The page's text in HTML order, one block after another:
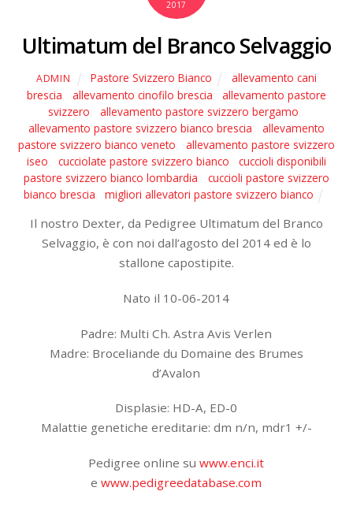
2017
Ultimatum del Branco Selvaggio
ADMIN Pastore Svizzero Bianco
allevamento cani
brescia
allevamento cinofilo brescia
allevamento pastore
svizzero
allevamento pastore svizzero bergamo
allevamento pastore svizzero bianco brescia
allevamento
pastore svizzero bianco veneto
allevamento pastore svizzero
iseo
cucciolate pastore svizzero bianco
cuccioli disponibili
pastore svizzero bianco lombardia
cuccioli pastore svizzero
bianco brescia
migliori allevatori pastore svizzero bianco
Il nostro Dexter, da Pedigree Ultimatum del Branco
Selvaggio, è con noi dall’agosto del 2014 ed è lo
stallone capostipite.
Nato il 10-06-2014
Padre: Multi Ch. Astra Avis Verlen
Madre: Broceliande du Domaine des Brumes
d’Avalon
Displasie: HD-A, ED-0
Malattie genetiche ereditarie: dm n/n, mdr1 +/-
Pedigree online suwww.enci.it
ewww.pedigreedatabase.com